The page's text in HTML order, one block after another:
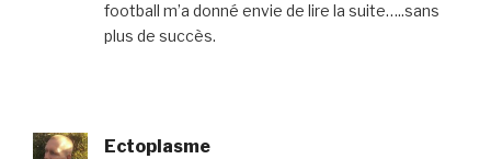
football m’a donné envie de lire la suite…..sans
plus de succès.
Ectoplasme